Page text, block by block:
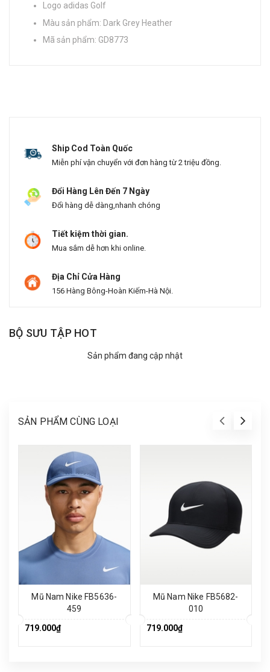
Logo adidas Golf
Màu sản phẩm: Dark Grey Heather
Mã sản phẩm: GD8773
Ship Cod Toàn Quốc
Miễn phí vận chuyển với đơn hàng từ 2 triệu đồng.
Đổi Hàng Lên Đến 7 Ngày
Đổi hàng dễ dàng,nhanh chóng
Tiết kiệm thời gian.
Mua sắm dễ hơn khi online.
Địa Chỉ Cửa Hàng
156 Hàng Bông-Hoàn Kiếm-Hà Nội.
BỘ SƯU TẬP HOT
Sản phẩm đang cập nhật
SẢN PHẨM CÙNG LOẠI
Mũ Nam Nike FB5636-
459
719.000₫
Mũ Nam Nike FB5682-
010
719.000₫